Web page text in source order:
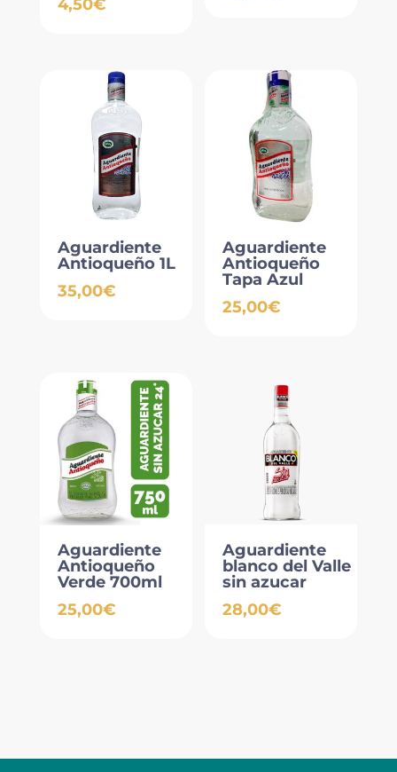
4,50€
Aguardiente
Antioqueño 1L
35,00€
Aguardiente
Antioqueño
Tapa Azul
25,00€
Aguardiente
Antioqueño
Verde 700ml
25,00€
Aguardiente
blanco del Valle
sin azucar
28,00€